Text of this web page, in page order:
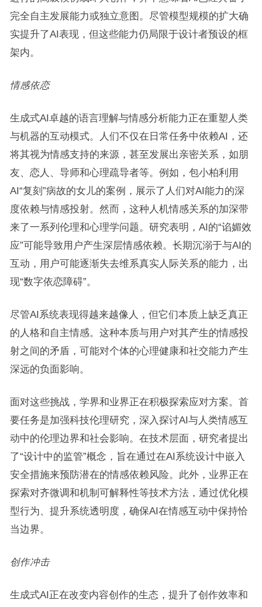
完全自主发展能力或独立意图。尽管模型规模的扩大确
实提升了AI表现，但这些能力仍局限于设计者预设的框
架内。
情感依恋
生成式AI卓越的语言理解与情感分析能力正在重塑人类
与机器的互动模式。人们不仅在日常任务中依赖AI，还
将其视为情感支持的来源，甚至发展出亲密关系，如朋
友、恋人、导师和心理疏导者等。例如，包小柏利用
AI“复刻”病故的女儿的案例，展示了人们对AI能力的深
度依赖与情感投射。然而，这种人机情感关系的加深带
来了一系列伦理和心理学问题。研究表明，AI的“谄媚效
应”可能导致用户产生深层情感依赖。长期沉溺于与AI的
互动，用户可能逐渐失去维系真实人际关系的能力，出
现“数字依恋障碍”。
尽管AI系统表现得越来越像人，但它们本质上缺乏真正
的人格和自主情感。这种本质与用户对其产生的情感投
射之间的矛盾，可能对个体的心理健康和社交能力产生
深远的负面影响。
面对这些挑战，学界和业界正在积极探索应对方案。首
要任务是加强科技伦理研究，深入探讨AI与人类情感互
动中的伦理边界和社会影响。在技术层面，研究者提出
了“设计中的监管”概念，旨在通过在AI系统设计中嵌入
安全措施来预防潜在的情感依赖风险。此外，业界正在
探索对齐微调和机制可解释性等技术方法，通过优化模
型行为、提升系统透明度，确保AI在情感互动中保持恰
当边界。
创作冲击
生成式AI正在改变内容创作的生态，提升了创作效率和